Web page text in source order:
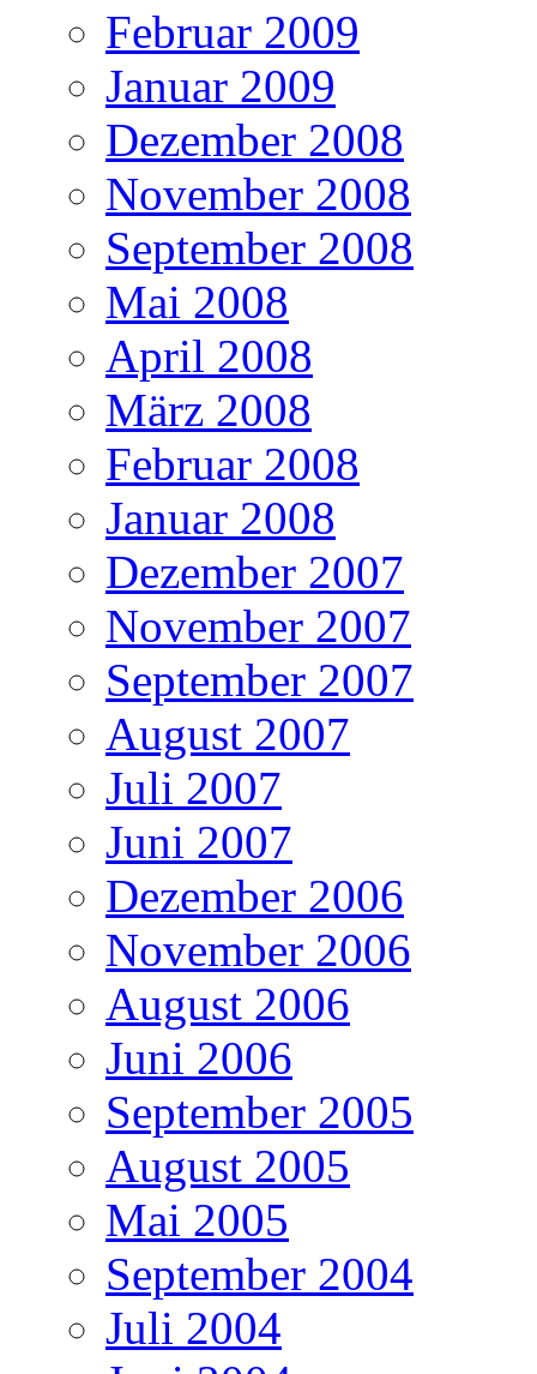
Februar 2009
Januar 2009
Dezember 2008
November 2008
September 2008
Mai 2008
April 2008
März 2008
Februar 2008
Januar 2008
Dezember 2007
November 2007
September 2007
August 2007
Juli 2007
Juni 2007
Dezember 2006
November 2006
August 2006
Juni 2006
September 2005
August 2005
Mai 2005
September 2004
Juli 2004